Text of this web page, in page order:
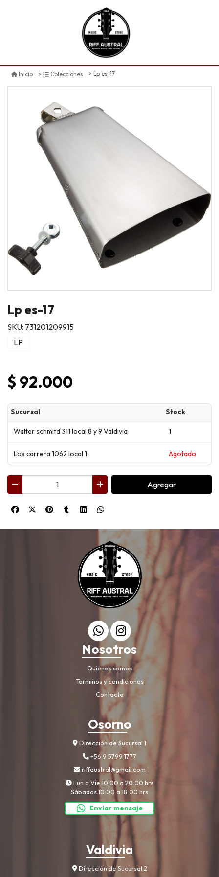
Inicio Colecciones Lp es-17
Lp es-17
SKU: 731201209915
LP
$ 92.000
Sucursal Stock
Walter schmitd 311 local 8 y 9 Valdivia 1
Los carrera 1062 local 1 Agotado
Agregar
Nosotros
Quienes somos
Terminos y condiciones
Contacto
Osorno
Dirección de Sucursal 1
+56 9 5799 1777
riffaustral@gmail.com
Lun a Vie 10:00 a 20:00 hrs
Sábados 10:00 a 18:00 hrs
Enviar mensaje
Valdivia
Dirección de Sucursal 2